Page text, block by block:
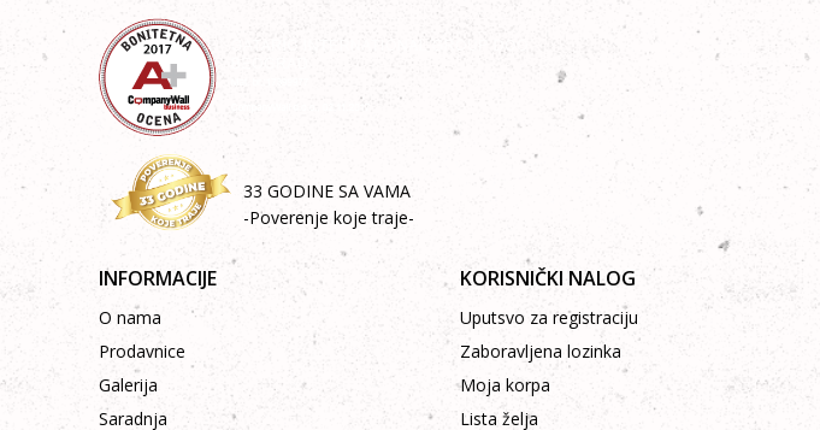
33 GODINE SA VAMA
-Poverenje koje traje-
INFORMACIJE
O nama
Prodavnice
Galerija
Saradnja
KORISNIČKI NALOG
Uputsvo za registraciju
Zaboravljena lozinka
Moja korpa
Lista želja